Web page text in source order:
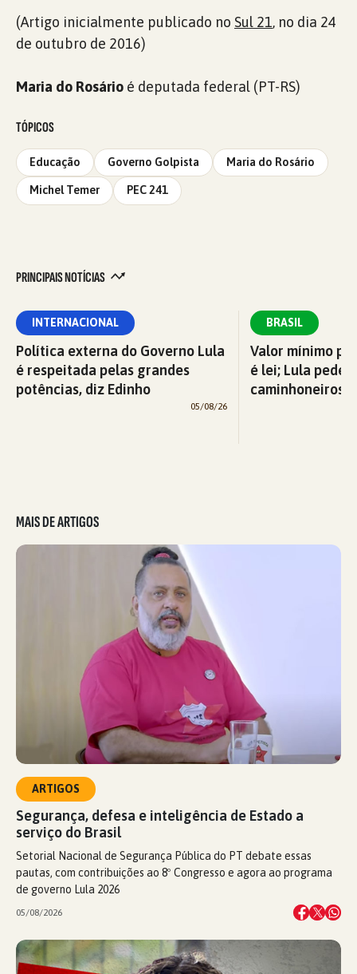
(Artigo inicialmente publicado no Sul 21, no dia 24
de outubro de 2016)
Maria do Rosário é deputada federal (PT-RS)
TÓPICOS
Educação Governo Golpista Maria do Rosário
Michel Temer PEC 241
PRINCIPAIS NOTÍCIAS
INTERNACIONAL
Política externa do Governo Lula
é respeitada pelas grandes
potências, diz Edinho
05/08/26
BRASIL
Valor mínimo
é lei; Lula pede
caminhoneiros
MAIS DE ARTIGOS
ARTIGOS
Segurança, defesa e inteligência de Estado a
serviço do Brasil
Setorial Nacional de Segurança Pública do PT debate essas
pautas, com contribuições ao 8º Congresso e agora ao programa
de governo Lula 2026
05/08/2026